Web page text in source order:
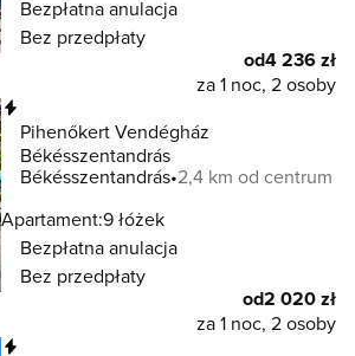
Bezpłatna anulacja
Bez przedpłaty
od4 236 zł
za 1 noc, 2 osoby
Pihenőkert Vendégház
Békésszentandrás
Békésszentandrás 2,4 km od centrum
Apartament:9 łóżek
Bezpłatna anulacja
Bez przedpłaty
od2 020 zł
za 1 noc, 2 osoby